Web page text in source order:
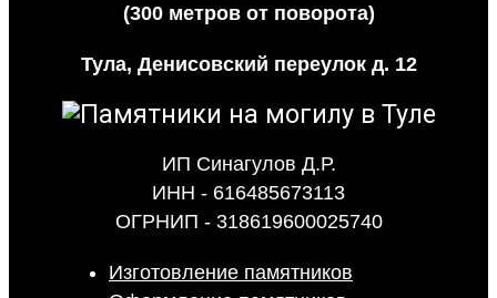
(300 метров от поворота)
Тула, Денисовский переулок д. 12
ИП Синагулов Д.Р.
ИНН - 616485673113
ОГРНИП - 318619600025740
Изготовление памятников